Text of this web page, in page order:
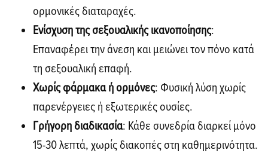
ορμονικές διαταραχές.
Ενίσχυση της σεξουαλικής ικανοποίησης:
Επαναφέρει την άνεση και μειώνει τον πόνο κατά
τη σεξουαλική επαφή.
Χωρίς φάρμακα ή ορμόνες: Φυσική λύση χωρίς
παρενέργειες ή εξωτερικές ουσίες.
Γρήγορη διαδικασία: Κάθε συνεδρία διαρκεί μόνο
15-30 λεπτά, χωρίς διακοπές στη καθημερινότητα.